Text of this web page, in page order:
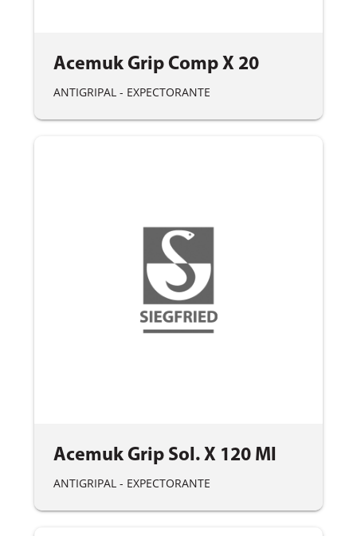
Acemuk Grip Comp X 20
ANTIGRIPAL - EXPECTORANTE
Acemuk Grip Sol. X 120 Ml
ANTIGRIPAL - EXPECTORANTE